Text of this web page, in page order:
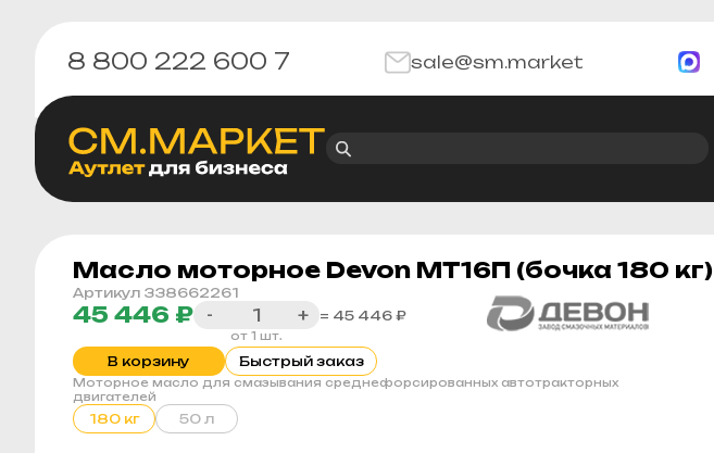
8 800 222 600 7 sale@sm.market
Масло моторное Devon МТ16П (бочка 180 кг)
Артикул 338662261
45 446 ₽ - +
от 1 шт.
= 45 446 ₽
В корзину Быстрый заказ
Моторное масло для смазывания среднефорсированных автотракторных
двигателей
180 кг 50 л